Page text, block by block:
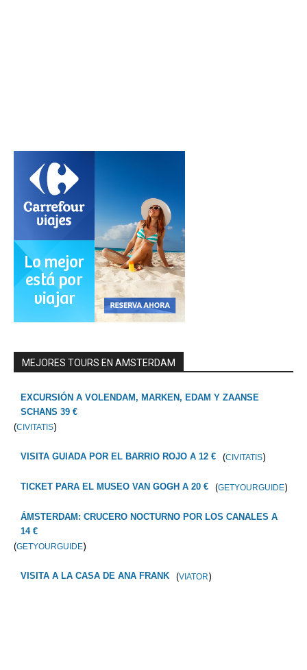
MEJORES TOURS EN AMSTERDAM
EXCURSIÓN A VOLENDAM, MARKEN, EDAM Y ZAANSE
SCHANS 39 €
(CIVITATIS)
VISITA GUIADA POR EL BARRIO ROJO A 12 € (CIVITATIS)
TICKET PARA EL MUSEO VAN GOGH A 20 € (GETYOURGUIDE)
ÁMSTERDAM: CRUCERO NOCTURNO POR LOS CANALES A
14 €
(GETYOURGUIDE)
VISITA A LA CASA DE ANA FRANK (VIATOR)